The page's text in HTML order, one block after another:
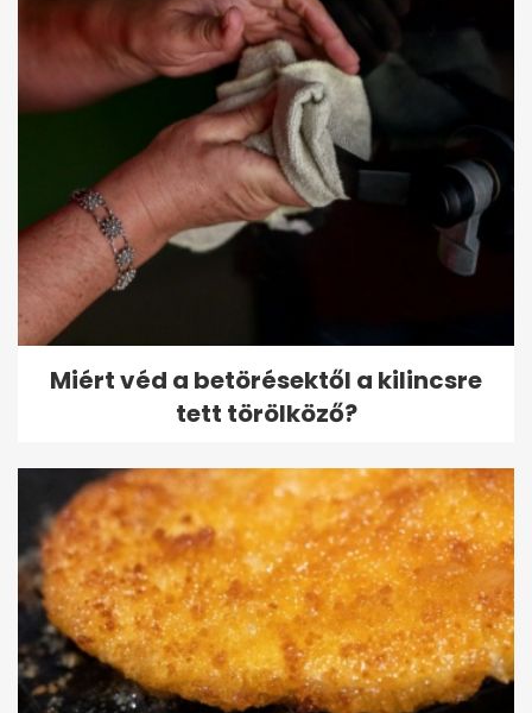
Miért véd a betörésektől a kilincsre
tett törölköző?